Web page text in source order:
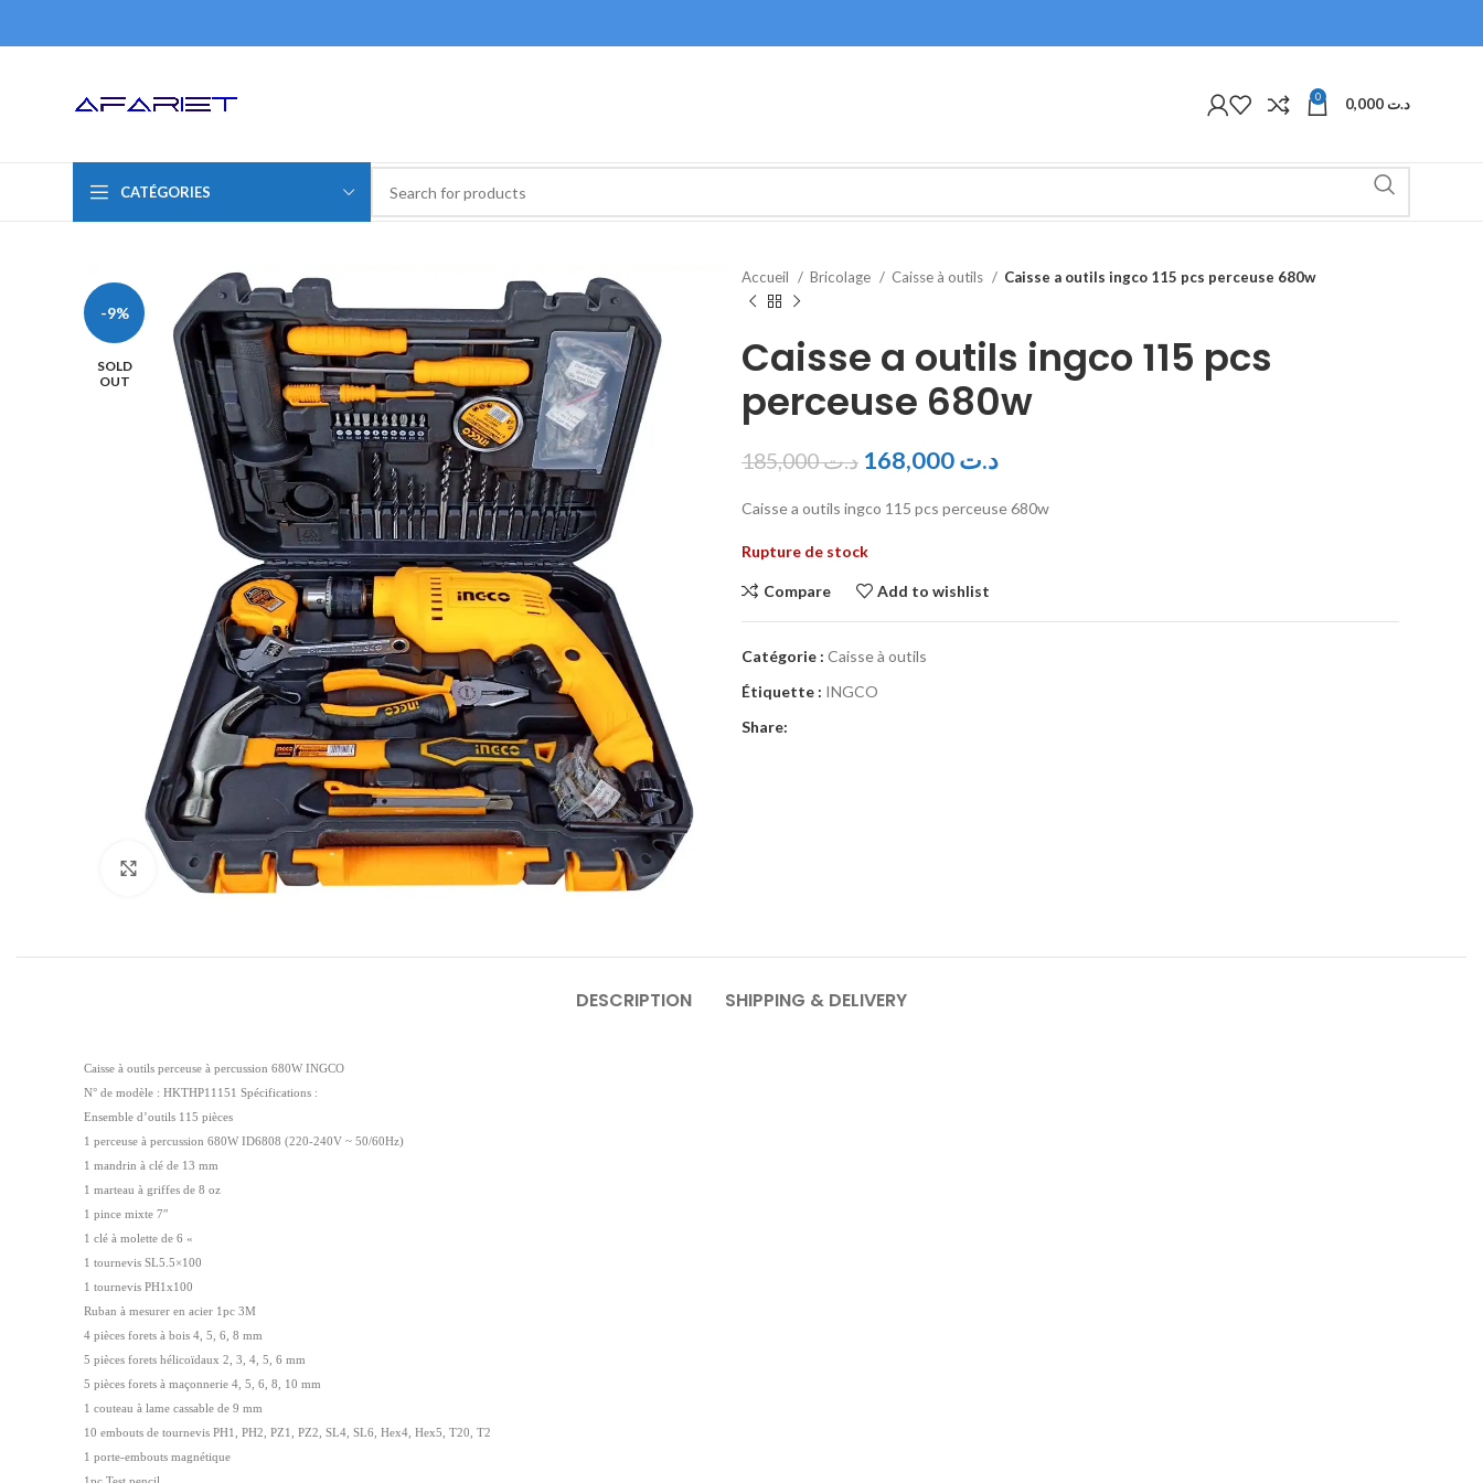
0 د.ت
CATÉGORIES
-9%
SOLD
OUT
Click to enlarge
Accueil Bricolage Caisse à outils Caisse a outils ingco 115 pcs perceuse 680w
Caisse a outils ingco 115 pcs
perceuse 680w
د.ت185,000 د.ت
Caisse a outils ingco 115 pcs perceuse 680w
Rupture de stock
Compare Add to wishlist
Catégorie : Caisse à outils
Étiquette : INGCO
Share:
DESCRIPTION SHIPPING & DELIVERY
Caisse à outils perceuse à percussion 680W INGCO
N° de modèle : HKTHP11151 Spécifications :
Ensemble d’outils 115 pièces
1 perceuse à percussion 680W ID6808 (220-240V ~ 50/60Hz)
1 mandrin à clé de 13 mm
1 marteau à griffes de 8 oz
1 pince mixte 7″
1 clé à molette de 6 «
1 tournevis SL5.5×100
1 tournevis PH1x100
Ruban à mesurer en acier 1pc 3M
4 pièces forets à bois 4, 5, 6, 8 mm
5 pièces forets hélicoïdaux 2, 3, 4, 5, 6 mm
5 pièces forets à maçonnerie 4, 5, 6, 8, 10 mm
1 couteau à lame cassable de 9 mm
10 embouts de tournevis PH1, PH2, PZ1, PZ2, SL4, SL6, Hex4, Hex5, T20, T2
1 porte-embouts magnétique